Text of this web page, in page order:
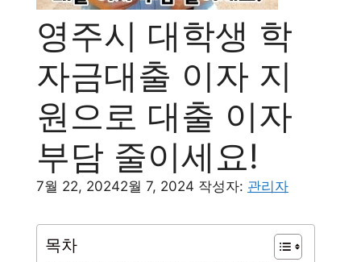
영주시 대학생 학
자금대출 이자 지
원으로 대출 이자
부담 줄이세요!
7월 22, 20242월 7, 2024 작성자: 관리자
목차